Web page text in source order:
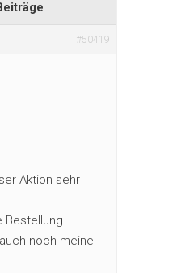
#50419
Aktion sehr
Bestellung
noch meine